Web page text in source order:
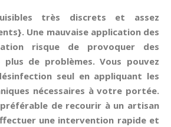
très discrets et assez
Une mauvaise application des
risque de provoquer des
plus de problèmes. Vous pouvez
seul en appliquant les
nécessaires à votre portée.
de recourir à un artisan
une intervention rapide et